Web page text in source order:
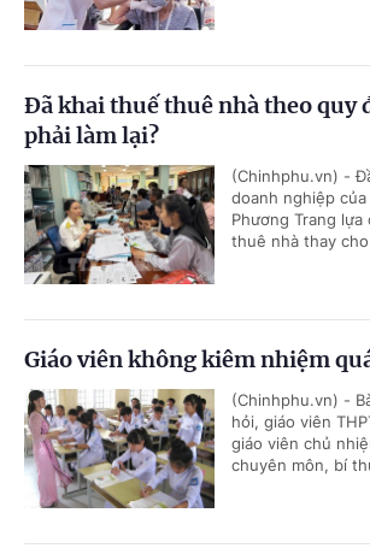
Đã khai thuế thuê nhà theo quy
phải làm lại?
(Chinhphu.vn) -
doanh nghiệp của
Phương Trang
thuê nhà thay
Giáo viên không kiêm nhiệm
(Chinhphu.vn) -
hỏi, giáo viên
giáo viên chủ
chuyên môn, bí